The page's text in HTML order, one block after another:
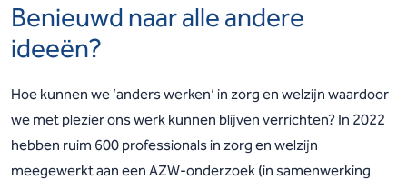
Benieuwd naar alle andere
ideeën?
Hoe kunnen we ‘anders werken’ in zorg en welzijn waardoor
we met plezier ons werk kunnen blijven verrichten? In 2022
hebben ruim 600 professionals in zorg en welzijn
meegewerkt aan een AZW-onderzoek (in samenwerking